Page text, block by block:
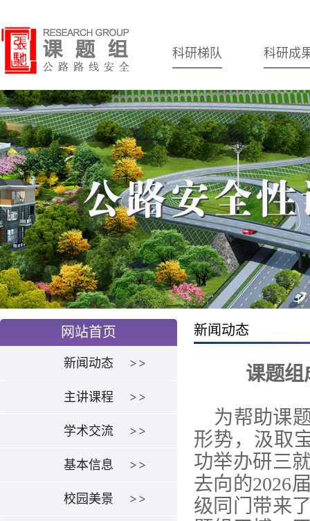
科研梯队 科研成
新闻动态
课题组
为帮助课
形势，汲取
功举办研三
去向的2026
级同门带来
网站首页
新闻动态
主讲课程
学术交流
基本信息
校园美景